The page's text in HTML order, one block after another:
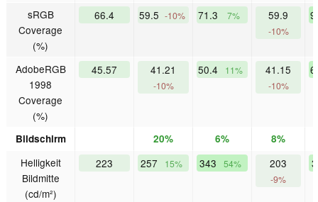
sRGB
Coverage
(%)
66.4 59.5 -10% 71.3 7% 59.9
-10%
AdobeRGB
1998
Coverage
(%)
45.57 41.21
-10%
50.4 11% 41.15
-10%
Bildschirm 20% 6% 8%
Helligkeit
Bildmitte
(cd/m²)
223 257 15% 343 54% 203
-9%